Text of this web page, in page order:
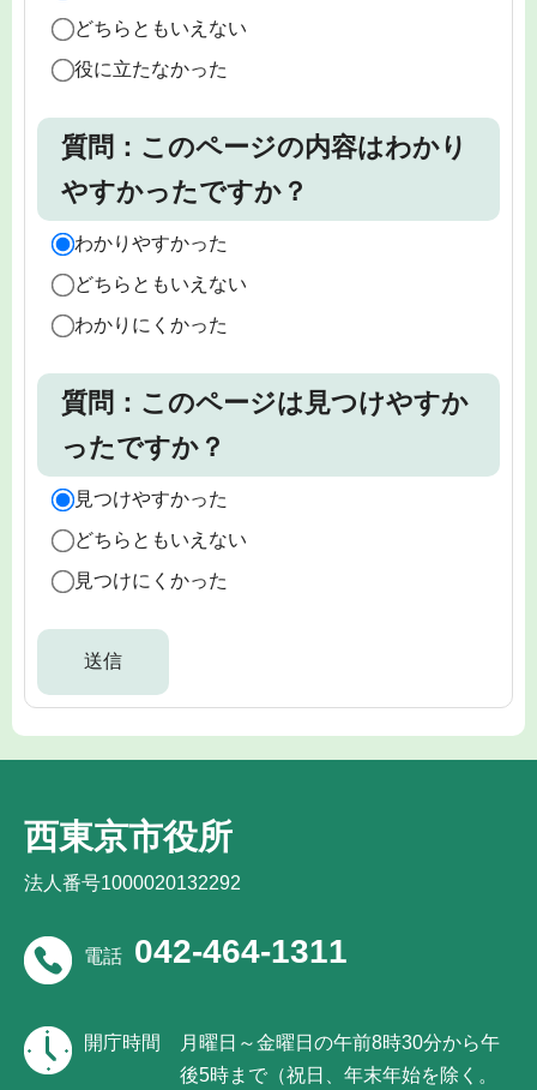
どちらともいえない
役に立たなかった
質問：このページの内容はわかり
やすかったですか？
わかりやすかった
どちらともいえない
わかりにくかった
質問：このページは見つけやすか
ったですか？
見つけやすかった
どちらともいえない
見つけにくかった
西東京市役所
法人番号1000020132292
電話 042-464-1311
開庁時間
月曜日～金曜日の午前8時30分から午
後5時まで（祝日、年末年始を除く。